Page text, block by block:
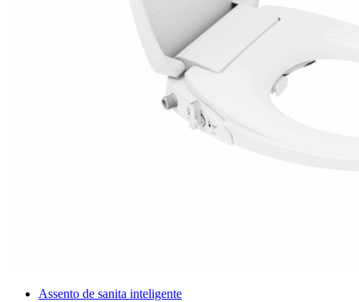
Assento de sanita inteligente